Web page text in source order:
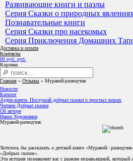
Развивающие книги и пазлы
Серия Сказки о природных
Познавательные книги
Серия Сказки про насекомых
Серия Приключения Домашних
Доставка и оплата
Контакты
00 руб. руб.
Корзина
Главная » Отзывы » Муравей-разведчик
Новости
Каталог
Аудио-книги. Послушай добрые сказки о простых вещах
Читаем Добрые сказки
Об авторе
Наши Художники
Муравей-разведчик
Хотелось бы рассказать о детской книге «Муравей–
«Добрых сказок».
Эта история познакомит вас с рыжим муравьишкой,